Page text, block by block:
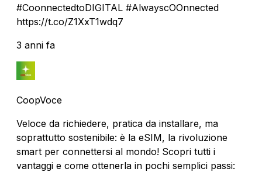
#CoonnectedtoDIGITAL #AlwayscOOnnected
https://t.co/Z1XxT1wdq7
3 anni fa
CoopVoce
Veloce da richiedere, pratica da installare, ma
soprattutto sostenibile: è la eSIM, la rivoluzione
smart per connettersi al mondo! Scopri tutti i
vantaggi e come ottenerla in pochi semplici passi: